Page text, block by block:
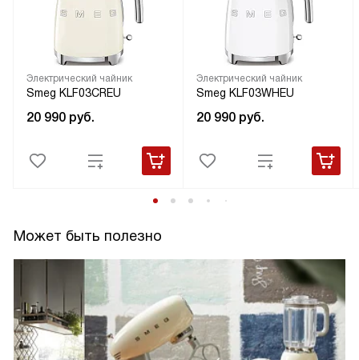
Электрический чайник
Smeg KLF03CREU
20 990 руб.
Электрический чайник
Smeg KLF03WHEU
20 990 руб.
Может быть полезно